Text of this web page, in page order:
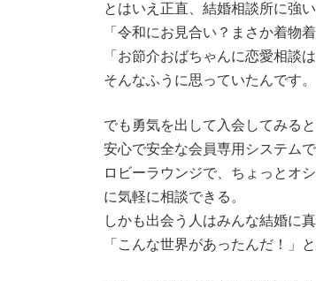
とはいえ正直、結婚相談所に強
「令和にお見合い？まさか着物
「お節介おばちゃんに恋愛相談
そんなふうに思っていたんです。
でも勇気を出して入会してみる
安心で安全な会員専用システム
ロビーラウンジで、ちょっとオ
に気軽に相談できる。
しかも出会う人はみんな結婚に
「こんな世界があったんだ！」